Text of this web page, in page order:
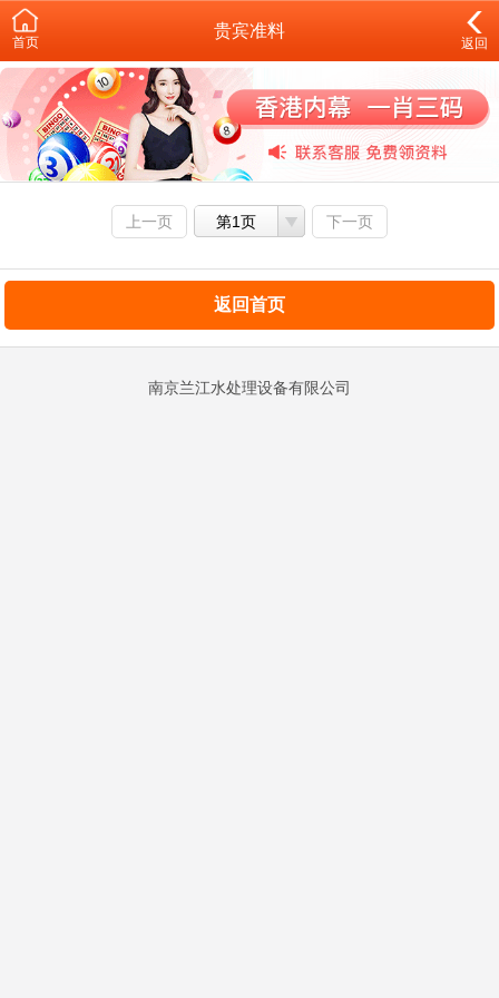
首页
贵宾准料
返回
上一页 第1页 下一页
返回首页
南京兰江水处理设备有限公司